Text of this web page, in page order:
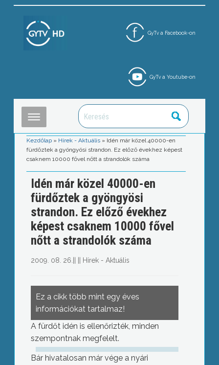
GyTv a Facebook-on
GyTv a Youtube-on
Kezdőlap » Hírek - Aktuális » Idén már közel 40000-en
fürdőztek a gyöngyösi strandon. Ez előző évekhez képest
csaknem 10000 fővel nőtt a strandolók száma
Idén már közel 40000-en
fürdőztek a gyöngyösi
strandon. Ez előző évekhez
képest csaknem 10000 fővel
nőtt a strandolók száma
2009. 08. 26. Hírek - Aktuális
Ez a cikk több mint egy éves
információkat tartalmaz!
A fürdőt idén is ellenőrizték, minden
szempontnak megfelelt.
Bár hivatalosan már vége a nyári